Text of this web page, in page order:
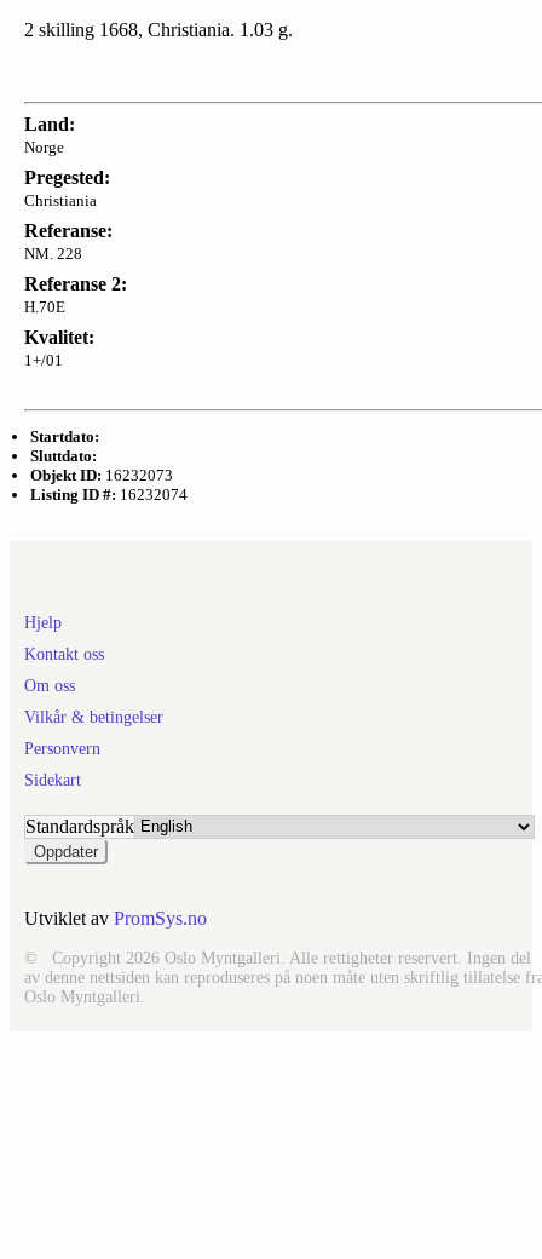
2 skilling 1668, Christiania. 1.03 g.
Land:
Norge
Pregested:
Christiania
Referanse:
NM. 228
Referanse 2:
H.70E
Kvalitet:
1+/01
Startdato:
Sluttdato:
Objekt ID: 16232073
Listing ID #: 16232074
Hjelp
Kontakt oss
Om oss
Vilkår & betingelser
Personvern
Sidekart
Standardspråk
Utviklet av PromSys.no
© Copyright 2026 Oslo Myntgalleri. Alle rettigheter reservert. Ingen del
av denne nettsiden kan reproduseres på noen måte uten skriftlig tillatelse
Oslo Myntgalleri.